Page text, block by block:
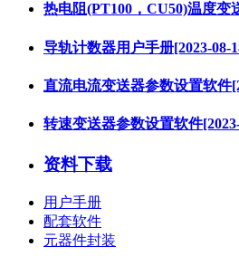
热电阻(PT100，CU50)温度变
导轨计数器用户手册[2023-08-
直流电流变送器参数设置软件
转速变送器参数设置软件
资料下载
用户手册
配套软件
元器件封装